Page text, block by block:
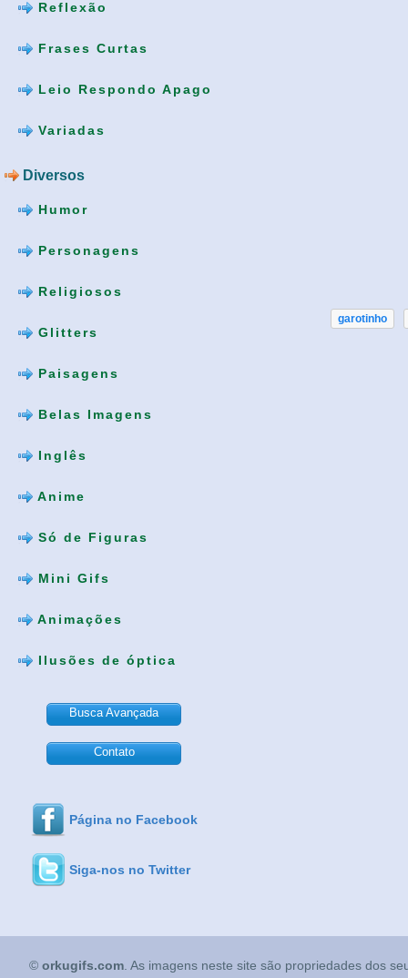
Reflexão
Frases Curtas
Leio Respondo Apago
Variadas
Diversos
Humor
Personagens
Religiosos
Glitters
Paisagens
Belas Imagens
Inglês
Anime
Só de Figuras
Mini Gifs
Animações
Ilusões de óptica
Busca Avançada
Contato
Página no Facebook
Siga-nos no Twitter
garotinho
© orkugifs.com . As imagens neste site são propriedades dos